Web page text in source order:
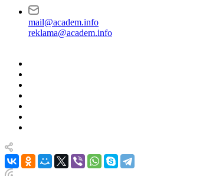
mail@academ.info
reklama@academ.info